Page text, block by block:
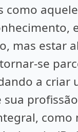
como
mas estar
se
a criar
sua
como